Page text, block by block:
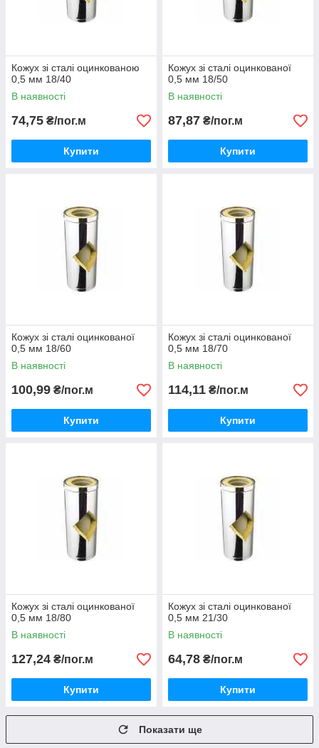
Кожух зі сталі оцинкованою
0,5 мм 18/40
В наявності
74,75 ₴/пог.м
Купити
Кожух зі сталі оцинкованої
0,5 мм 18/50
В наявності
87,87 ₴/пог.м
Купити
Кожух зі сталі оцинкованої
0,5 мм 18/60
В наявності
100,99 ₴/пог.м
Купити
Кожух зі сталі оцинкованої
0,5 мм 18/70
В наявності
114,11 ₴/пог.м
Купити
Кожух зі сталі оцинкованої
0,5 мм 18/80
В наявності
127,24 ₴/пог.м
Купити
Кожух зі сталі оцинкованої
0,5 мм 21/30
В наявності
64,78 ₴/пог.м
Купити
Показати ще